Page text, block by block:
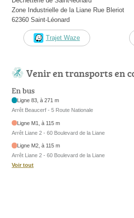
Zone Industrielle de la Liane Rue Bleriot
62360 Saint-Léonard
Trajet Waze
Venir en transports en
En bus
Ligne 83, à 271 m
Arrêt Beaucerf - 5 Route Nationale
Ligne M1, à 115 m
Arrêt Liane 2 - 60 Boulevard de la Liane
Ligne M2, à 115 m
Arrêt Liane 2 - 60 Boulevard de la Liane
Voir tout